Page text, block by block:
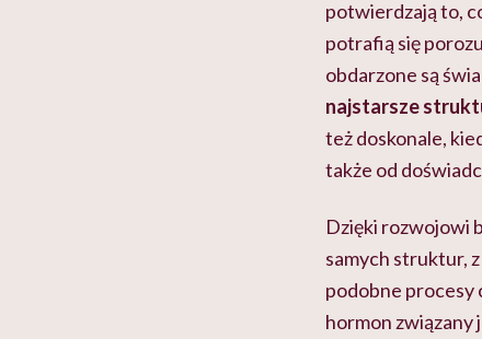
potwierdzają to,
potrafią się
obdarzone są
najstarsze
też doskonale,
także od
Dzięki rozwojowi
samych struktur,
podobne procesy
hormon związany